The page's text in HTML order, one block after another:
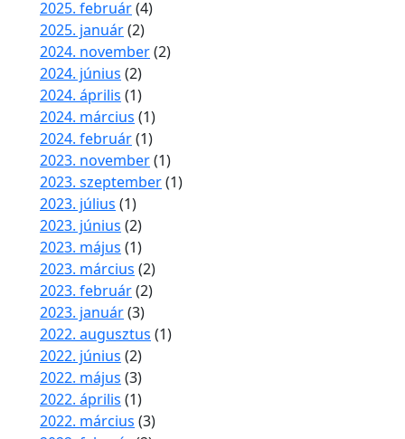
2025. február(4)
2025. január(2)
2024. november(2)
2024. június (2)
2024. április (1)
2024. március (1)
2024. február(1)
2023. november(1)
2023. szeptember(1)
2023. július (1)
2023. június (2)
2023. május (1)
2023. március (2)
2023. február(2)
2023. január(3)
2022. augusztus (1)
2022. június (2)
2022. május (3)
2022. április (1)
2022. március (3)